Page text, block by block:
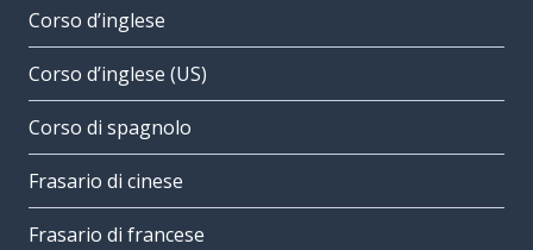
Corso d’inglese
Corso d’inglese (US)
Corso di spagnolo
Frasario di cinese
Frasario di francese